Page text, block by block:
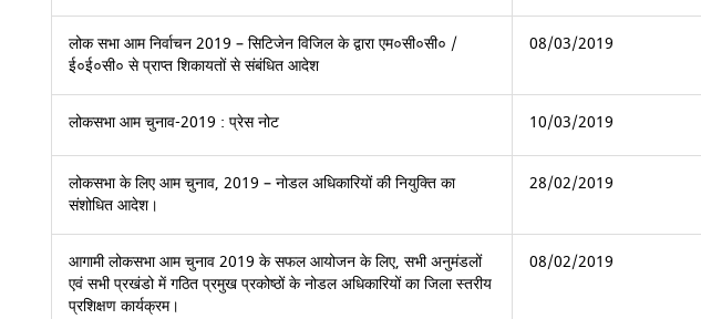
लोक सभा आम निर्वाचन 2019 – सिटिजेन विजिल के द्वारा एम०सी०सी० /
ई०ई०सी० से प्राप्त शिकायतों से संबंधित आदेश
08/03/2019
लोकसभा आम चुनाव-2019 : प्रेस नोट 10/03/2019
लोकसभा के लिए आम चुनाव, 2019 – नोडल अधिकारियों की नियुक्ति का
संशोधित आदेश।
28/02/2019
आगामी लोकसभा आम चुनाव 2019 के सफल आयोजन के लिए, सभी अनुमंडलों
एवं सभी प्रखंडो में गठित प्रमुख प्रकोष्ठों के नोडल अधिकारियों का जिला स्तरीय
प्रशिक्षण कार्यक्रम।
08/02/2019